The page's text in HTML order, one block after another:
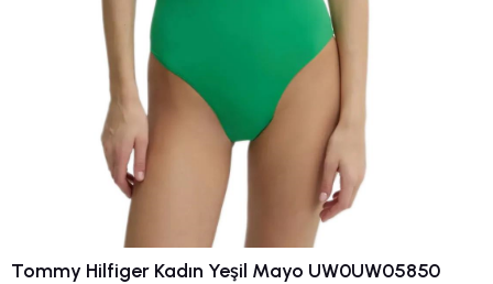
Tommy Hilfiger Kadın Yeşil Mayo UW0UW05850